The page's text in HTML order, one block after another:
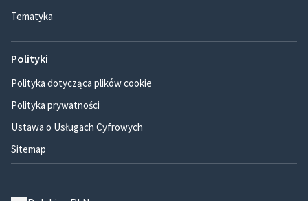
Tematyka
Polityki
Polityka dotycząca plików cookie
Polityka prywatności
Ustawa o Usługach Cyfrowych
Sitemap